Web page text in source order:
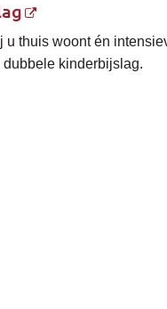
u thuis woont én
dubbele kinderbijslag.